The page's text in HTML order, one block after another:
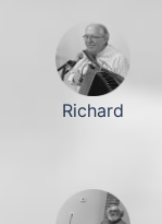
Richard